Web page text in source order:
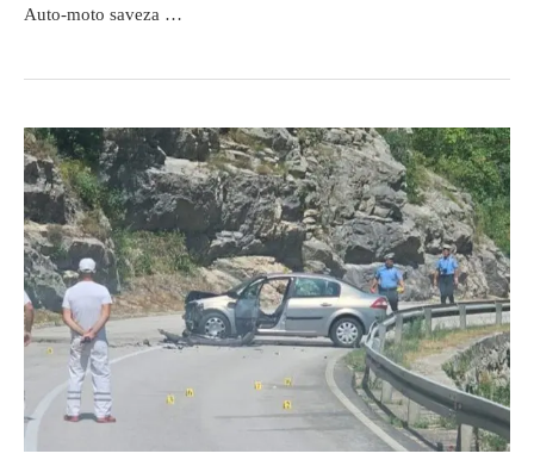
Auto-moto saveza …